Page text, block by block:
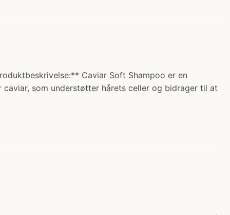
Caviar Soft Shampoo er en
som understøtter hårets celler og bidrager til at